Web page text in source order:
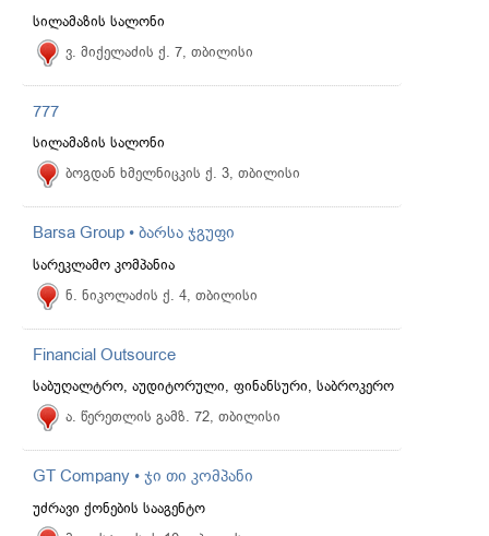
სილამაზის სალონი
ვ. მიქელაძის ქ. 7, თბილისი
777
სილამაზის სალონი
ბოგდან ხმელნიცკის ქ. 3, თბილისი
Barsa Group • ბარსა ჯგუფი
სარეკლამო კომპანია
ნ. ნიკოლაძის ქ. 4, თბილისი
Financial Outsource
საბუღალტრო, აუდიტორული, ფინანსური, საბროკერო
ა. წერეთლის გამზ. 72, თბილისი
GT Company • ჯი თი კომპანი
უძრავი ქონების სააგენტო